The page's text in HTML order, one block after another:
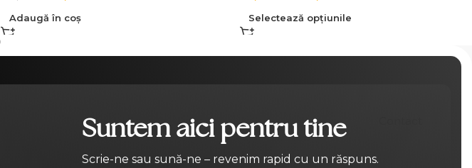
Adaugă în coș Selectează opțiunile
Suntem aici pentru tine
Scrie-ne sau sună-ne – revenim rapid cu un răspuns.